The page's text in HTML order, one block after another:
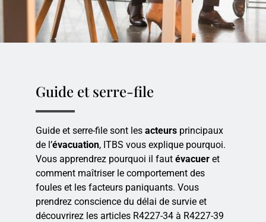
Guide et serre-file
Guide et serre-file sont les acteurs principaux
de l’évacuation, ITBS vous explique pourquoi.
Vous apprendrez pourquoi il faut évacuer et
comment maîtriser le comportement des
foules et les facteurs paniquants. Vous
prendrez conscience du délai de survie et
découvrirez les articles R4227-34 à R4227-39